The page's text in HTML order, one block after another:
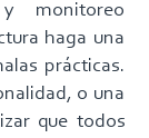
monitoreo
haga una
prácticas.
o una
que todos